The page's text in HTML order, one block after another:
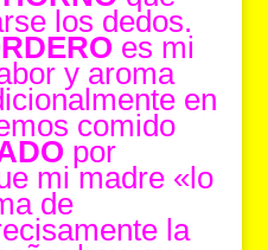
los dedos.
es mi
y aroma
en
comido
por
mi madre «lo
de
la